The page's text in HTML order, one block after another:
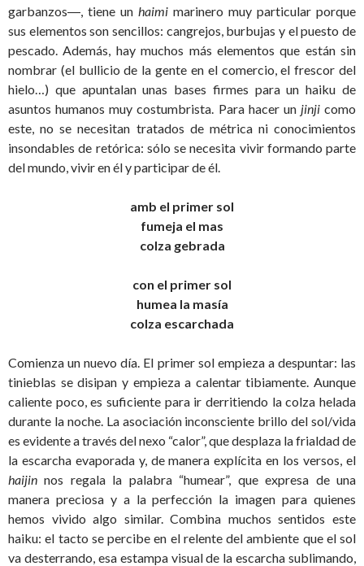
garbanzos―, tiene un haimi marinero muy particular porque
sus elementos son sencillos: cangrejos, burbujas y el puesto de
pescado. Además, hay muchos más elementos que están sin
nombrar (el bullicio de la gente en el comercio, el frescor del
hielo…) que apuntalan unas bases firmes para un haiku de
asuntos humanos muy costumbrista. Para hacer un jinjicomo
este, no se necesitan tratados de métrica ni conocimientos
insondables de retórica: sólo se necesita vivir formando parte
del mundo, vivir en él y participar de él.
amb el primer sol
fumeja el mas
colza gebrada
con el primer sol
humea la masía
colza escarchada
Comienza un nuevo día. El primer sol empieza a despuntar: las
tinieblas se disipan y empieza a calentar tibiamente. Aunque
caliente poco, es suficiente para ir derritiendo la colza helada
durante la noche. La asociación inconsciente brillo del sol/vida
es evidente a través del nexo “calor”, que desplaza la frialdad de
la escarcha evaporada y, de manera explícita en los versos, el
haijin nos regala la palabra “humear”, que expresa de una
manera preciosa y a la perfección la imagen para quienes
hemos vivido algo similar. Combina muchos sentidos este
haiku: el tacto se percibe en el relente del ambiente que el sol
va desterrando, esa estampa visual de la escarcha sublimando,